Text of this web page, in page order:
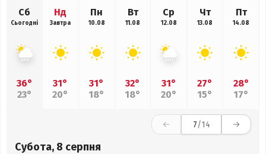
Сб
Сьогодні
36°
23°
Нд
Завтра
31°
20°
Пн
10.08
31°
18°
Вт
11.08
32°
18°
Ср
12.08
31°
20°
Чт
13.08
27°
15°
Пт
14.08
28°
17°
7/14
Субота, 8 серпня